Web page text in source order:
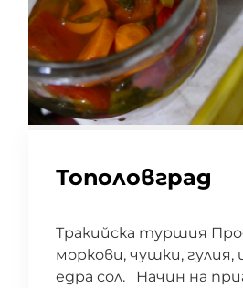
Тополовград
Тракийска туршия
моркови, чушки, гулия,
едра сол. Начин на